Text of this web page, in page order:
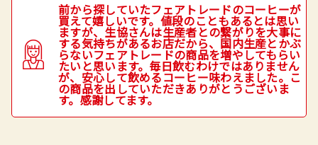
前から探していたフェアトレードのコーヒーが
買えて嬉しいです。値段のこともあるとは思い
ますが、生協さんは生産者との繋がりを大事に
する気持ちがあるお店だから、国内生産とかぶ
らないフェアトレードの商品を増やしてもらい
たいと思います。毎日飲むわけではありません
が、安心して飲めるコーヒー味わえました。こ
の商品を出していただきありがとうございま
す。感謝してます。